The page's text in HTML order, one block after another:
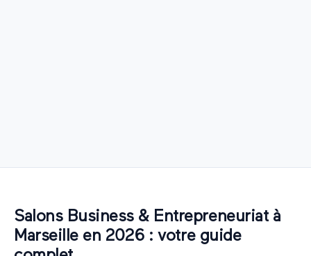
Salons Business & Entrepreneuriatà
Marseilleen 2026: votre guide